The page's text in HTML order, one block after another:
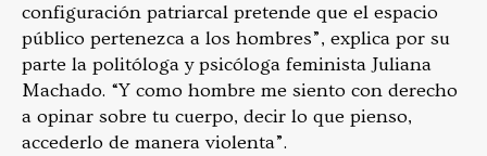
configuración patriarcal pretende que el espacio
público pertenezca a los hombres”, explica por su
parte la politóloga y psicóloga feminista Juliana
Machado. “Y como hombre me siento con derecho
a opinar sobre tu cuerpo, decir lo que pienso,
accederlo de manera violenta”.